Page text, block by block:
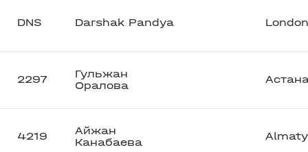
DNS Darshak Pandya London
2297
Гульжан
Оралова
4219
Айжан
Канабаева
Almaty